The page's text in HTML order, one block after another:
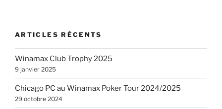
ARTICLES RÉCENTS
Winamax Club Trophy 2025
9 janvier 2025
Chicago PC au Winamax Poker Tour 2024/2025
29 octobre 2024